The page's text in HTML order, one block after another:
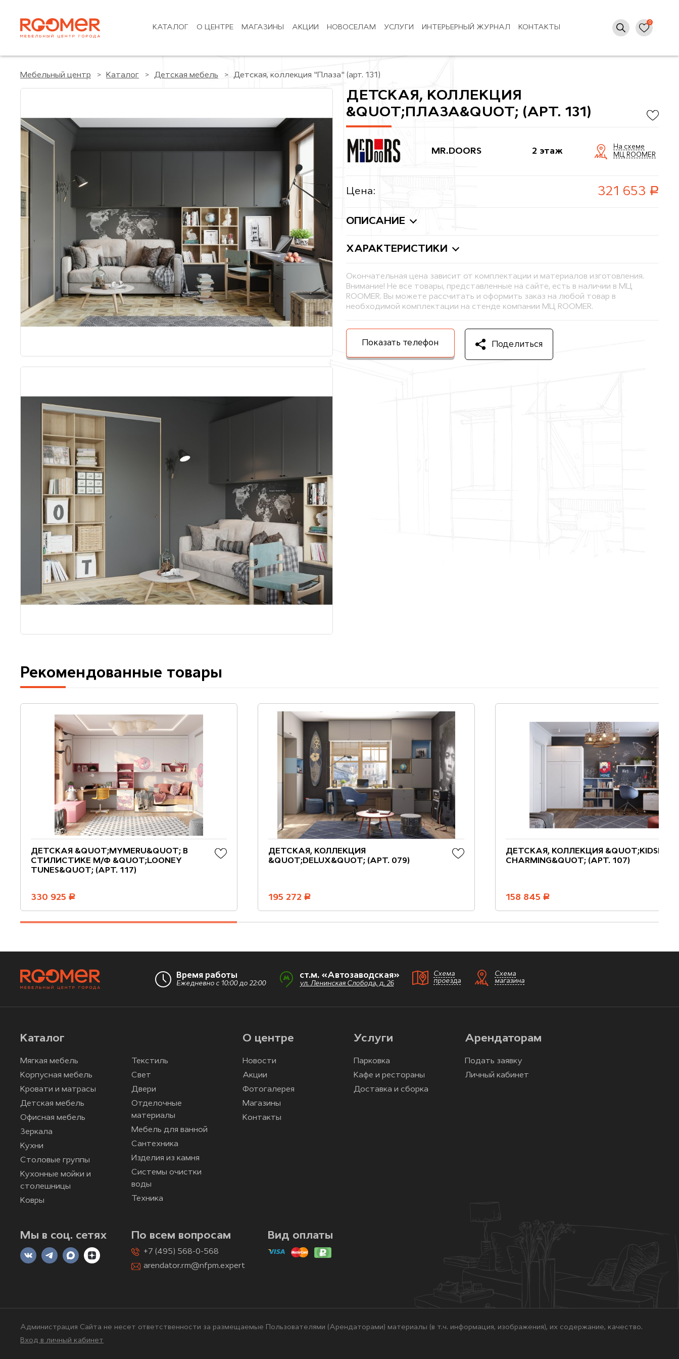
КАТАЛОГ О ЦЕНТРЕ МАГАЗИНЫ АКЦИИ НОВОСЕЛАМ УСЛУГИ ИНТЕРЬЕРНЫЙ ЖУРНАЛ КОНТАКТЫ
Мебельный центр Каталог Детская мебель Детская, коллекция "Плаза" (арт. 131)
ДЕТСКАЯ, КОЛЛЕКЦИЯ
&QUOT;ПЛАЗА&QUOT; (АРТ. 131)
MR.DOORS 2 этаж
На схеме
МЦ ROOMER
Цена: 321 653 руб.
ОПИСАНИЕ
ХАРАКТЕРИСТИКИ
Окончательная цена зависит от комплектации и материалов изготовления.
Внимание! Не все товары, представленные на сайте, есть в наличии в МЦ
ROOMER. Вы можете рассчитать и оформить заказ на любой товар в
необходимой комплектации на стенде компании МЦ ROOMER.
Показать телефон Поделиться
Рекомендованные товары
ДЕТСКАЯ &QUOT;MYMERU&QUOT; В
СТИЛИСТИКЕ М/Ф &QUOT;LOONEY
TUNES&QUOT; (АРТ. 117)
330 925 руб.
ДЕТСКАЯ, КОЛЛЕКЦИЯ
&QUOT;DELUX&QUOT; (АРТ. 079)
195 272 руб.
ДЕТСКАЯ, КОЛЛЕКЦИЯ &QUOT;KIDSPACE
CHARMING&QUOT; (АРТ. 107)
158 845 руб.
Время работы
Ежедневно с 10:00 до 22:00
ст.м. «Автозаводская»
ул. Ленинская Слобода, д. 26
Схема
проезда
Схема
магазина
Каталог
Мягкая мебель
Корпусная мебель
Кровати и матрасы
Детская мебель
Офисная мебель
Зеркала
Кухни
Столовые группы
Кухонные мойки и
столешницы
Ковры
Текстиль
Свет
Двери
Отделочные
материалы
Мебель для ванной
Сантехника
Изделия из камня
Системы очистки
воды
Техника
О центре
Новости
Акции
Фотогалерея
Магазины
Контакты
Услуги
Парковка
Кафе и рестораны
Доставка и сборка
Арендаторам
Подать заявку
Личный кабинет
Мы в соц. сетях По всем вопросам
+7 (495) 568-0-568
arendator.rm@nfpm.expert
Вид оплаты
Администрация Сайта не несет ответственности за размещаемые Пользователями (Арендаторами) материалы (в т.ч. информация, изображения), их содержание, качество.
Вход в личный кабинет